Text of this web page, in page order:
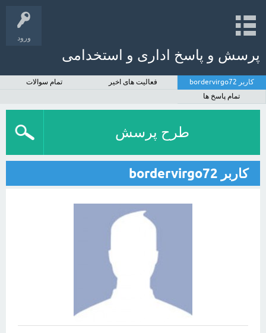
ورود
پرسش و پاسخ اداری و استخدامی
کاربر bordervirgo72 فعالیت های اخیر
تمام سوالات
تمام پاسخ ها
طرح پرسش
کاربر bordervirgo72